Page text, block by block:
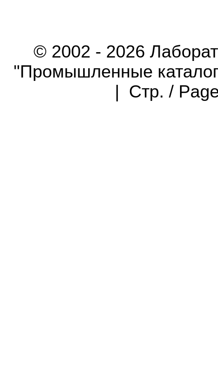
© 2002 - 2026
"Промышленные
| Стр. /